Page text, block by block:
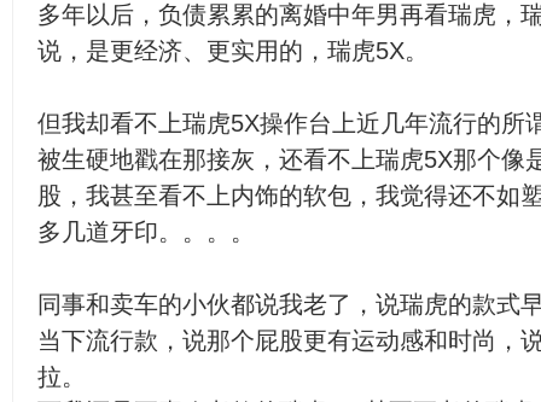
多年以后，负债累累的离婚中年男再看瑞虎，
说，是更经济、更实用的，瑞虎5X。
但我却看不上瑞虎5X操作台上近几年流行的所
被生硬地戳在那接灰，还看不上瑞虎5X那个像
股，我甚至看不上内饰的软包，我觉得还不如
多几道牙印。。。。
同事和卖车的小伙都说我老了，说瑞虎的款式
当下流行款，说那个屁股更有运动感和时尚，
拉。